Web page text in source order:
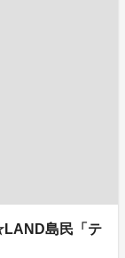
島民「テ